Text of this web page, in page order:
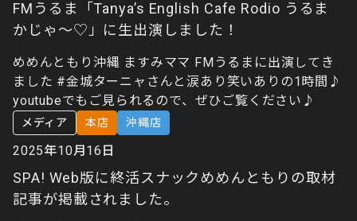
FMうるま「Tanya’s English Cafe Rodio うるま
かじゃ～♡」に生出演しました！
めめんともり沖縄 ますみママ FMうるまに出演してき
ました #金城ターニャさんと涙あり笑いありの1時間♪
youtubeでもご見られるので、ぜひご覧ください♪
メディア 本店 沖縄店
2025年10月16日
SPA! Web版に終活スナックめめんともりの取材
記事が掲載されました。